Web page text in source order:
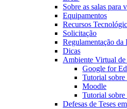
Sobre as salas para
Equipamentos
Recursos
Solicitação
Regulamentação da
Dicas
Ambiente Virtual
Google for
Tutorial
Moodle
Tutorial
Defesas de Teses